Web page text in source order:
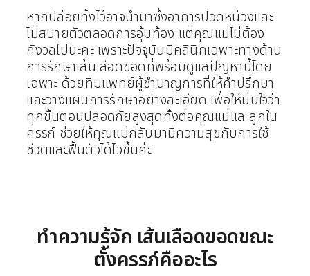
หากปล่อยทิ้งไว้อาจนำมาซึ่งอาการปวดหน่วงและ
ไม่สบายตัวตลอดการอุ้มท้อง แต่คุณแม่ไม่ต้อง
กังวลไปนะคะ เพราะปัจจุบันมีคลินิกเฉพาะทางด้าน
การรักษาเส้นเลือดขอดที่พร้อมดูแลปัญหานี้โดย
เฉพาะ ด้วยทีมแพทย์ผู้ชำนาญการที่ให้คำปรึกษา
และวางแผนการรักษาอย่างละเอียด เพื่อให้มั่นใจว่า
ทุกขั้นตอนปลอดภัยสูงสุดทั้งต่อคุณแม่และลูกใน
ครรภ์ ช่วยให้คุณแม่กลับมามีความสุขกับการใช้
ชีวิตและฟื้นตัวได้ไวขึ้นค่ะ
ทำความรู้จัก เส้นเลือดขอดขณะ
ตั้งครรภ์คืออะไร